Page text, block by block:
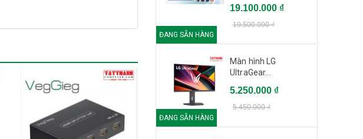
ĐANG SẴN HÀNG
19.100.000 ₫
19.500.000 ₫
ĐANG SẴN HÀNG
Màn hình LG
UltraGear...
5.250.000 ₫
5.450.000 ₫